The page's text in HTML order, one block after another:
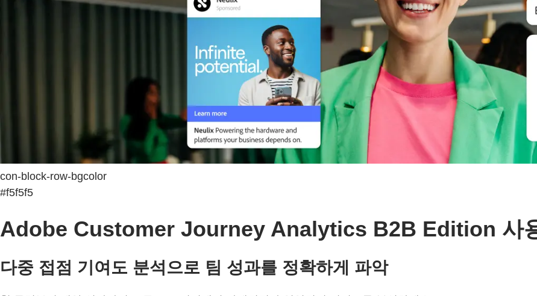
con-block-row-bgcolor
#f5f5f5
Adobe Customer Journey Analytics B2B Edition 사
다중 접점 기여도 분석으로 팀 성과를 정확하게 파악